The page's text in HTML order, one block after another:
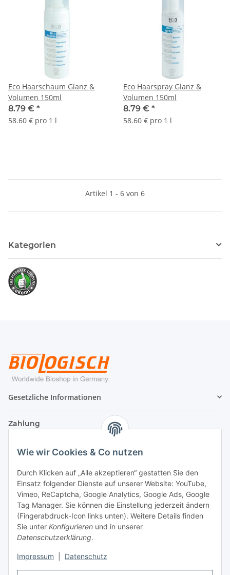
Wie wir Cookies & Co nutzen
Durch Klicken auf „Alle akzeptieren“ gestatten Sie den
Einsatz folgender Dienste auf unserer Website: YouTube,
Vimeo, ReCaptcha, Google Analytics, Google Ads, Google
Tag Manager. Sie können die Einstellung jederzeit ändern
(Fingerabdruck-Icon links unten). Weitere Details finden
Sie unter Konfigurieren und in unserer
Datenschutzerklärung.
Impressum Datenschutz
Eco Haarschaum Glanz &
Volumen 150ml
8.79 € *
58.60 € pro 1 l
Eco Haarspray Glanz &
Volumen 150ml
8.79 € *
58.60 € pro 1 l
Artikel 1 - 6 von 6
Kategorien
Gesetzliche Informationen
Zahlung
Versand